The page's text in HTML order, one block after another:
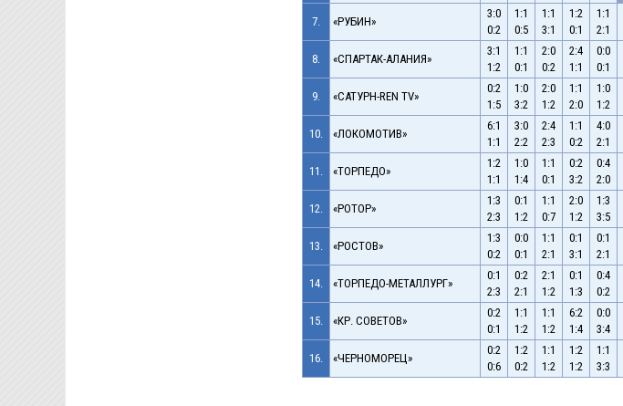
7. «РУБИН»
3:0
0:2
1:1
0:5
1:1
3:1
1:2
0:1
1:1
2:1
8. «СПАРТАК-АЛАНИЯ»
3:1
1:2
1:1
0:1
2:0
0:2
2:4
1:1
0:0
0:1
9. «САТУРН-REN TV»
0:2
1:5
1:0
3:2
2:0
1:2
1:1
2:0
1:0
1:2
10. «ЛОКОМОТИВ»
6:1
1:1
3:0
2:2
2:4
2:3
1:1
0:2
4:0
2:1
11. «ТОРПЕДО»
1:2
1:1
1:0
1:4
1:1
0:1
0:2
3:2
0:4
2:0
12. «РОТОР»
1:3
2:3
0:1
1:2
1:1
0:7
2:0
1:2
1:3
3:5
13. «РОСТОВ»
1:3
0:2
0:0
0:1
1:1
2:1
0:1
3:1
0:1
2:1
14. «ТОРПЕДО-МЕТАЛЛУРГ»
0:1
2:3
0:2
2:1
2:1
1:2
0:1
1:3
0:4
0:2
15. «КР. СОВЕТОВ»
0:2
0:1
1:1
1:2
1:1
1:2
6:2
1:4
0:0
3:4
16. «ЧЕРНОМОРЕЦ»
0:2
0:6
1:2
0:2
1:1
1:2
1:2
1:2
1:1
3:3